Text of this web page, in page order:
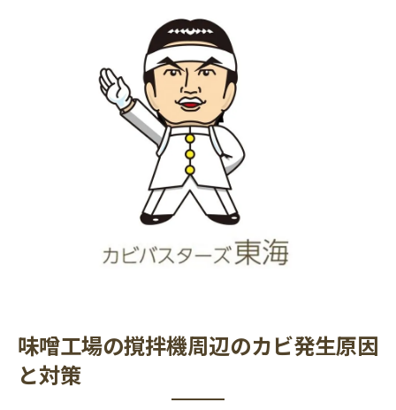
味噌工場の撹拌機周辺のカビ発生原因
と対策